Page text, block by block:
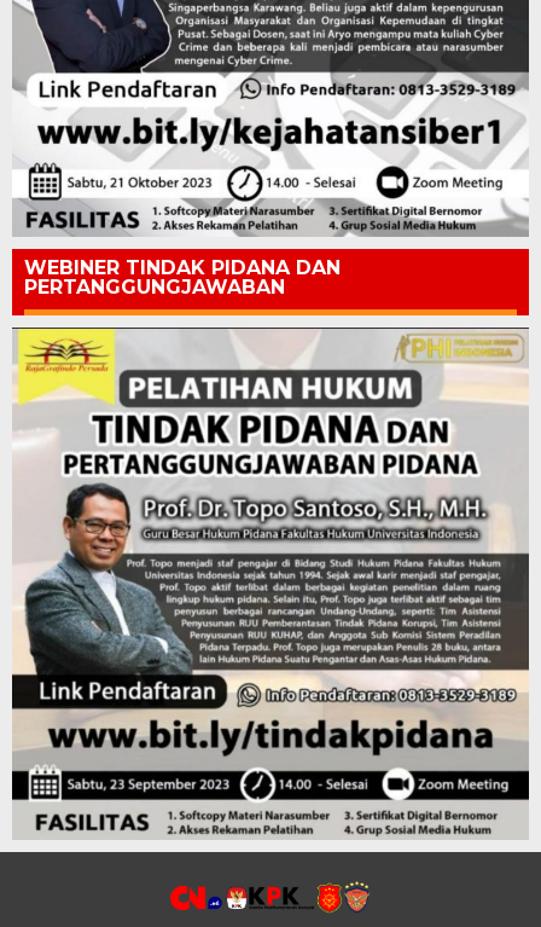
WEBINER TINDAK PIDANA DAN
PERTANGGUNGJAWABAN